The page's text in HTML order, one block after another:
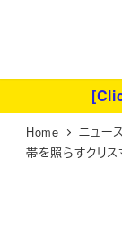
ン
Home ニュース
帯を照らすクリス